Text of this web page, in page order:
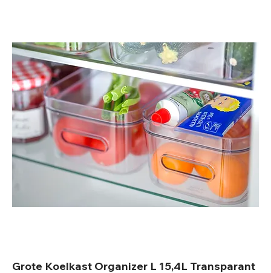
Grote Koelkast Organizer L 15,4L Transparant